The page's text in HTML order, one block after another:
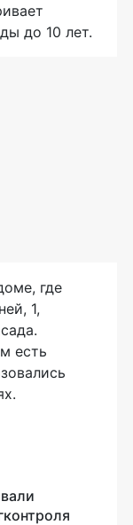
до 10 лет.
где
1,
есть